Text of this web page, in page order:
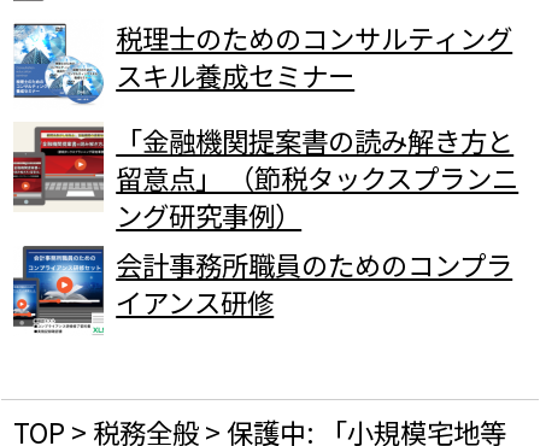
税理士のためのコンサルティング
スキル養成セミナー
「金融機関提案書の読み解き方と
留意点」 （節税タックスプランニ
ング研究事例）
会計事務所職員のためのコンプラ
イアンス研修
TOP > 税務全般>保護中: 「小規模宅地等